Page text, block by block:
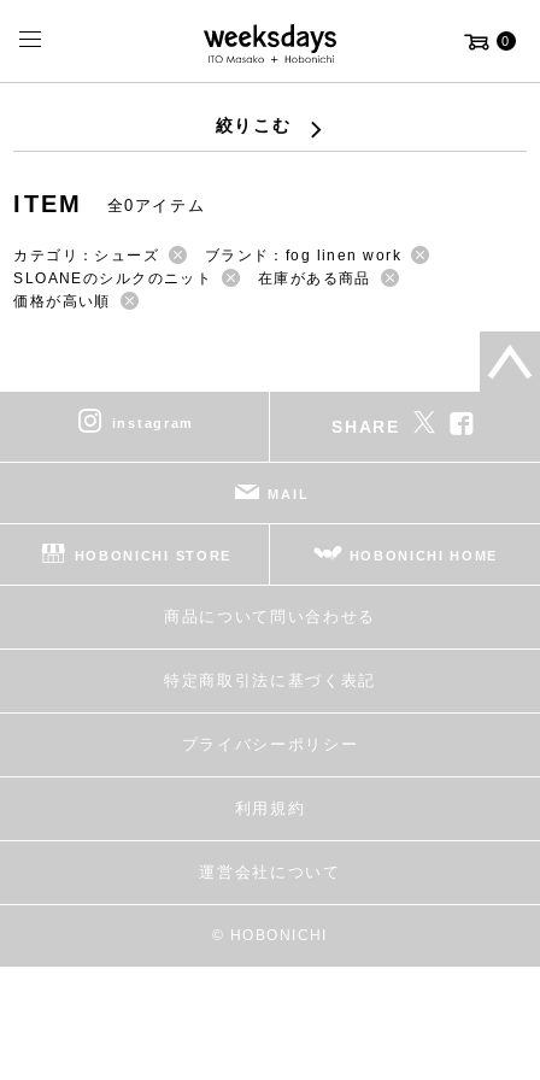
0
絞りこむ
ITEM 全0アイテム
カテゴリ：シューズ
ブランド：fog linen work
SLOANEのシルクのニット
在庫がある商品
価格が高い順
instagram SHARE
MAIL
HOBONICHI STORE HOBONICHI HOME
商品について問い合わせる
特定商取引法に基づく表記
プライバシーポリシー
利用規約
運営会社について
© HOBONICHI